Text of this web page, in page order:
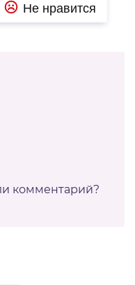
Не нравится
комментарий?